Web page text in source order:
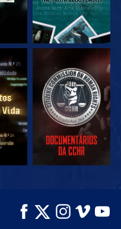
VEJA
EXPLORE A SÉRIE